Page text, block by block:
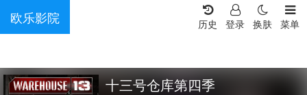
欧乐影院 菜单
换肤
登录
历史
十三号仓库第四季